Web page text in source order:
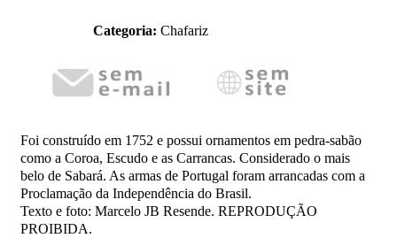
Categoria: Chafariz
Foi construído em 1752 e possui ornamentos em pedra-sabão
como a Coroa, Escudo e as Carrancas. Considerado o mais
belo de Sabará. As armas de Portugal foram arrancadas com a
Proclamação da Independência do Brasil.
Texto e foto: Marcelo JB Resende. REPRODUÇÃO
PROIBIDA.